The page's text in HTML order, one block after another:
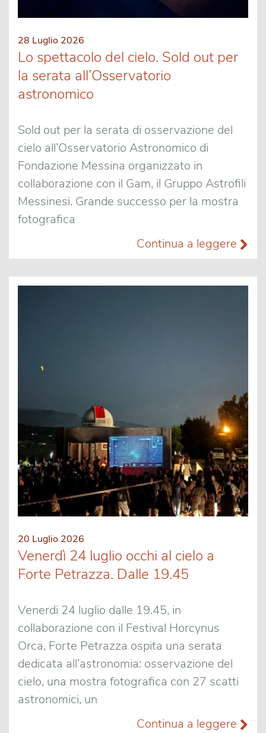
28 Luglio 2026
Lo spettacolo del cielo. Sold out per
la serata all’Osservatorio
astronomico
Sold out per la serata di osservazione del
cielo all’Osservatorio Astronomico di
Fondazione Messina organizzato in
collaborazione con il Gam, il Gruppo Astrofili
Messinesi. Grande successo per la mostra
fotografica
Continua a leggere
20 Luglio 2026
Venerdì 24 luglio occhi al cielo a
Forte Petrazza. Dalle 19.45
Venerdi 24 luglio dalle 19.45, in
collaborazione con il Festival Horcynus
Orca, Forte Petrazza ospita una serata
dedicata all’astronomia: osservazione del
cielo, una mostra fotografica con 27 scatti
astronomici, un
Continua a leggere